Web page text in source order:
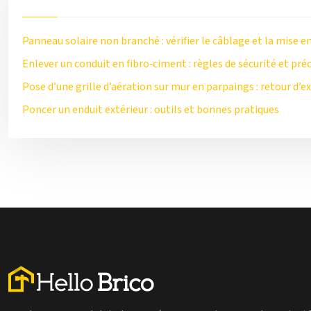
Panneau solaire non branché : vérifier le câblage et la mise
Enlever un conduit en fibro‑ciment : règles de sécurité et
Pose d’une grille d’aération sur mur en parpaings : retour
Poncer un enduit extérieur : outils et bonnes pratiques